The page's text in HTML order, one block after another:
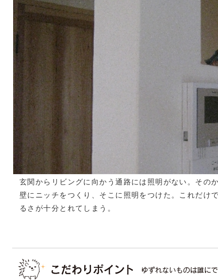
玄関からリビングに向かう通路には照明がない。その
壁にニッチをつくり、そこに照明をつけた。これだけ
るさが十分とれてしまう。